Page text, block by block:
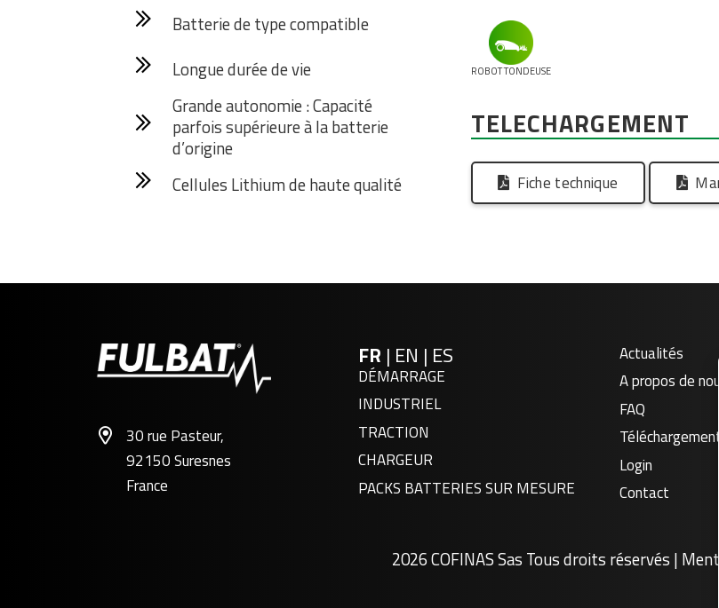
Batterie de type compatible
Longue durée de vie
Grande autonomie : Capacité
parfois supérieure à la batterie
d’origine
Cellules Lithium de haute qualité
ROBOT TONDEUSE
TELECHARGEMENT
Fiche technique
30 rue Pasteur,
92150 Suresnes
France
FR | EN | ES
DÉMARRAGE
INDUSTRIEL
TRACTION
CHARGEUR
PACKS BATTERIES SUR MESURE
Actualités
A propos de nous
FAQ
Téléchargement
Login
Contact
2026COFINAS Sas Tous droits réservés |